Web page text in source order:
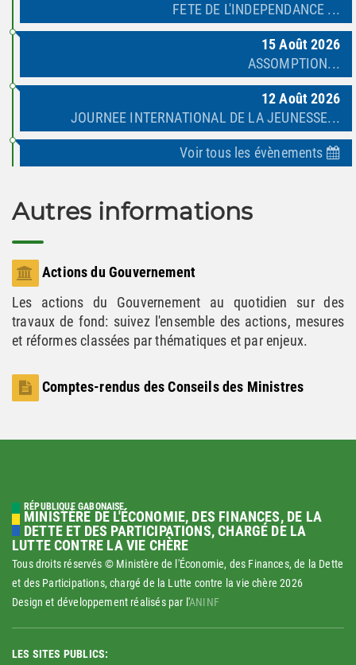
FETE DE L'INDEPENDANCE ...
15 Août 2026
ASSOMPTION...
12 Août 2026
JOURNEE INTERNATIONAL DE LA JEUNESSE...
Voir tous les évènements
Autres informations
Actions du Gouvernement
Les actions du Gouvernement au quotidien sur des
travaux de fond: suivez l'ensemble des actions, mesures
et réformes classées par thématiques et par enjeux.
Comptes-rendus des Conseils des Ministres
RÉPUBLIQUE GABONAISE
MINISTÈRE DE L'ÉCONOMIE, DES FINANCES, DE LA
DETTE ET DES PARTICIPATIONS, CHARGÉ DE LA
LUTTE CONTRE LA VIE CHÈRE
Tous droits réservés © Ministère de l'Économie, des Finances, de la Dette
et des Participations, chargé de la Lutte contre la vie chère2026
Design et développement réalisés par l'ANINF
LES SITES PUBLICS: